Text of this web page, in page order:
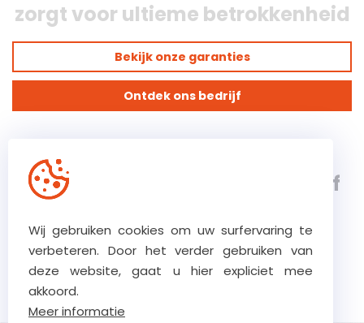
zorgt voor ultieme betrokkenheid
Bekijk onze garanties
Ontdek ons bedrijf
generatie, klasse 8 bouwbedrijf
gespecialiseerd in complexe
bouw-, renovatie- en
restauratieprojecten
Wij gebruiken cookies om uw surfervaring te
verbeteren. Door het verder gebruiken van
deze website, gaat u hier expliciet mee
akkoord.
Meer informatie